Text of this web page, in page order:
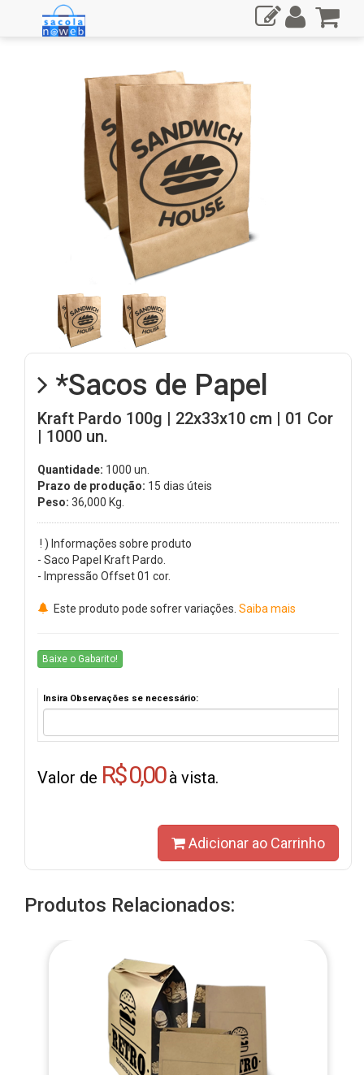
*Sacos de Papel
Kraft Pardo 100g | 22x33x10 cm | 01 Cor
| 1000 un.
Quantidade: 1000 un.
Prazo de produção: 15 dias úteis
Peso: 36,000 Kg.
! ) Informações sobre produto
- Saco Papel Kraft Pardo.
- Impressão Offset 01 cor.
Este produto pode sofrer variações. Saiba mais
Baixe o Gabarito!
Insira Observações se necessário:
Valor de R$ 0,00à vista.
Adicionar ao Carrinho
Produtos Relacionados: